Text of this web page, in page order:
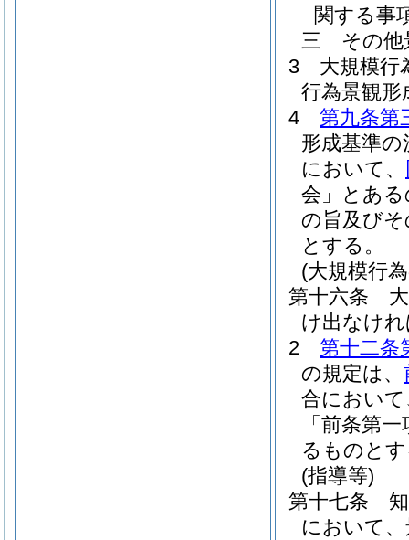
関する事
三
その
3
大規模行
行為景観
4
第九条第
形成基準
において、
会」とあ
の旨及び
とする。
(大規模行
第十六条
け出なけ
2
第十二条
の規定は、
合において
「前条第
るものと
(指導等)
第十七条
において